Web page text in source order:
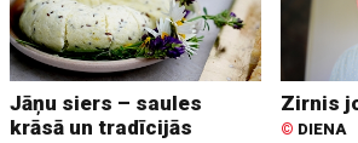
Jāņu siers – saules
krāsā un tradīcijās
Zirnis
© DIENA